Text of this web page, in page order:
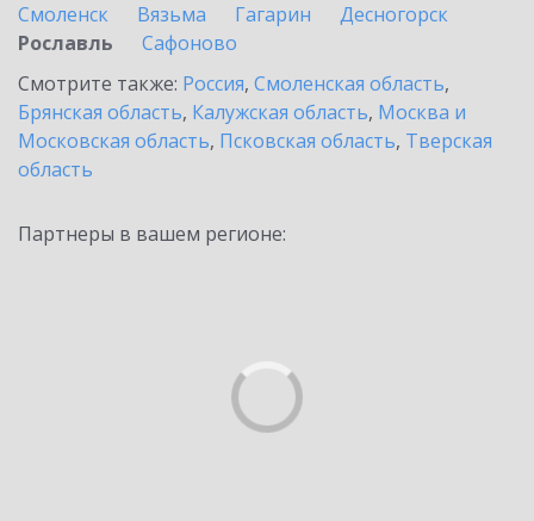
Смоленск
Вязьма Гагарин
Десногорск
Рославль
Сафоново
Смотрите также: Россия, Смоленская область,
Брянская область, Калужская область, Москва и
Московская область, Псковская область, Тверская
область
Партнеры в вашем регионе: